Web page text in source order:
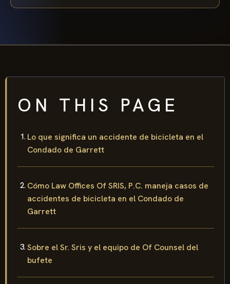
ON THIS PAGE
Lo que significa un accidente de bicicleta en el
Condado de Garrett
Cómo Law Offices Of SRIS, P.C. maneja casos de
accidentes de bicicleta en el Condado de
Garrett
Sobre el Sr. Sris y el equipo de Of Counsel del
bufete